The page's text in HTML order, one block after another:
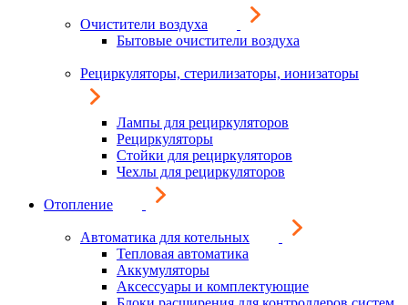
Очистители воздуха
Бытовые очистители воздуха
Рециркуляторы, стерилизаторы, ионизаторы
Лампы для рециркуляторов
Рециркуляторы
Стойки для рециркуляторов
Чехлы для рециркуляторов
Отопление
Автоматика для котельных
Тепловая автоматика
Аккумуляторы
Аксессуары и комплектующие